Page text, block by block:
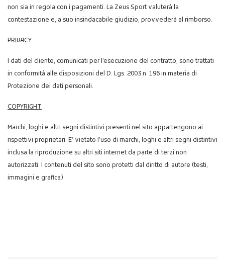
non sia in regola con i pagamenti. La Zeus Sport valuterà la
contestazione e, a suo insindacabile giudizio, provvederà al rimborso.
PRIVACY
I dati del cliente, comunicati per l’esecuzione del contratto, sono trattati
in conformità alle disposizioni del D. Lgs. 2003 n. 196 in materia di
Protezione dei dati personali.
COPYRIGHT
Marchi, loghi e altri segni distintivi presenti nel sito appartengono ai
rispettivi proprietari. E’ vietato l’uso di marchi, loghi e altri segni distintivi
inclusa la riproduzione su altri siti internet da parte di terzi non
autorizzati. I contenuti del sito sono protetti dal diritto di autore (testi,
immagini e grafica).